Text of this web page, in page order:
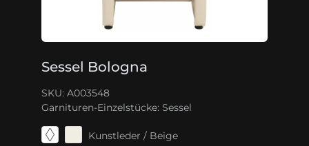
Sessel Bologna
SKU: A003548
Garnituren-Einzelstücke: Sessel
Kunstleder / Beige